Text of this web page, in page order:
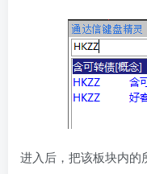
进入后，把该板块内的